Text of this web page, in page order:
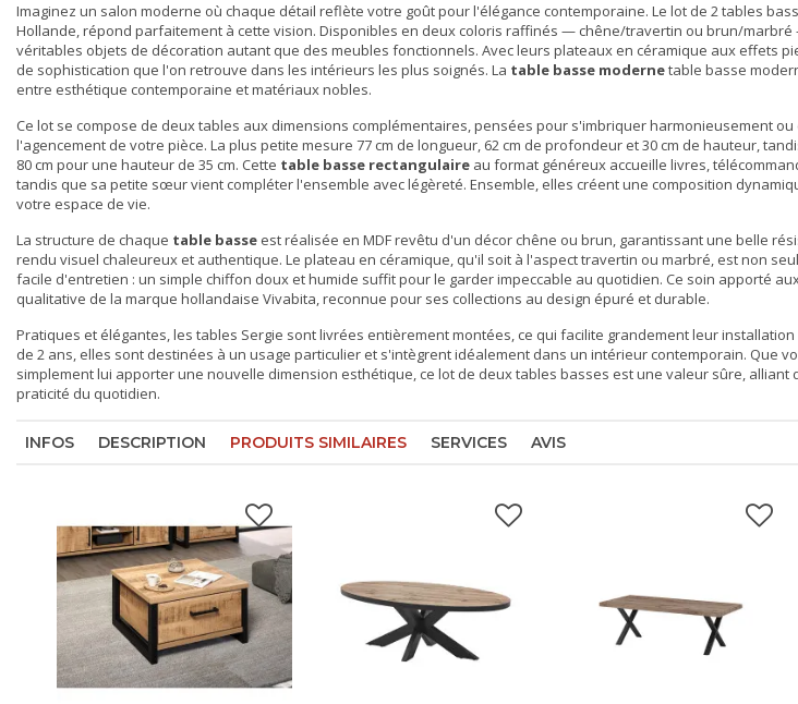
Imaginez un salon moderne où chaque détail reflète votre goût pour l'élégance contemporaine. Le lot de 2 tables
Hollande, répond parfaitement à cette vision. Disponibles en deux coloris raffinés — chêne/travertin ou brun/
véritables objets de décoration autant que des meubles fonctionnels. Avec leurs plateaux en céramique aux effets
de sophistication que l'on retrouve dans les intérieurs les plus soignés. La table basse modernetable basse
entre esthétique contemporaine et matériaux nobles.
Ce lot se compose de deux tables aux dimensions complémentaires, pensées pour s'imbriquer harmonieusement
l'agencement de votre pièce. La plus petite mesure 77 cm de longueur, 62 cm de profondeur et 30 cm de hauteur,
80 cm pour une hauteur de 35 cm. Cette table basse rectangulaire au format généreux accueille livres,
tandis que sa petite sœur vient compléter l'ensemble avec légèreté. Ensemble, elles créent une composition
votre espace de vie.
La structure de chaque table basse est réalisée en MDF revêtu d'un décor chêne ou brun, garantissant une belle
rendu visuel chaleureux et authentique. Le plateau en céramique, qu'il soit à l'aspect travertin ou marbré, est non
facile d'entretien : un simple chiffon doux et humide suffit pour le garder impeccable au quotidien. Ce soin apporté
qualitative de la marque hollandaise Vivabita, reconnue pour ses collections au design épuré et durable.
Pratiques et élégantes, les tables Sergie sont livrées entièrement montées, ce qui facilite grandement leur
de 2 ans, elles sont destinées à un usage particulier et s'intègrent idéalement dans un intérieur contemporain. Que
simplement lui apporter une nouvelle dimension esthétique, ce lot de deux tables basses est une valeur sûre,
praticité du quotidien.
INFOS DESCRIPTION PRODUITS SIMILAIRES SERVICES AVIS